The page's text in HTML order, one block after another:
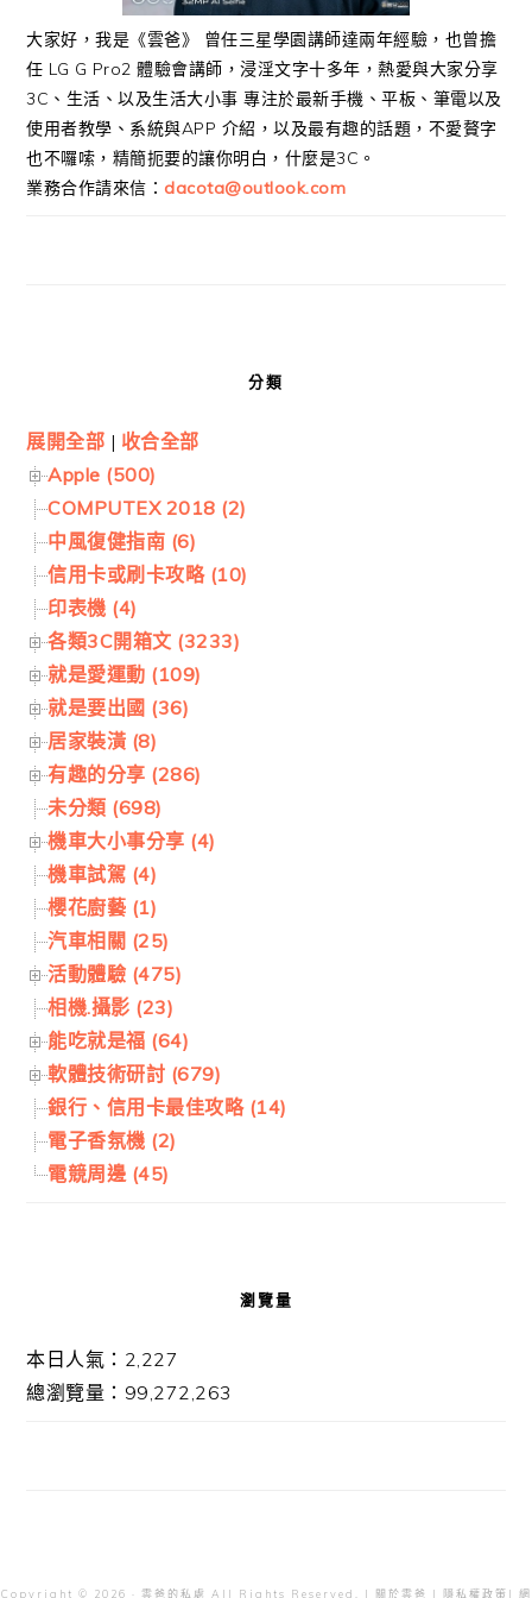
大家好，我是《雲爸》 曾任三星學園講師達兩年經驗，也曾擔
任 LG G Pro2 體驗會講師，浸淫文字十多年，熱愛與大家分享
3C、生活、以及生活大小事 專注於最新手機、平板、筆電以及
使用者教學、系統與APP 介紹，以及最有趣的話題，不愛贅字
也不囉嗦，精簡扼要的讓你明白，什麼是3C。
業務合作請來信： dacota@outlook.com
分類
展開全部 | 收合全部
Apple (500)
COMPUTEX 2018 (2)
中風復健指南 (6)
信用卡或刷卡攻略 (10)
印表機 (4)
各類3C開箱文 (3233)
就是愛運動 (109)
就是要出國 (36)
居家裝潢 (8)
有趣的分享 (286)
未分類 (698)
機車大小事分享 (4)
機車試駕 (4)
櫻花廚藝 (1)
汽車相關 (25)
活動體驗 (475)
相機.攝影 (23)
能吃就是福 (64)
軟體技術研討 (679)
銀行、信用卡最佳攻略 (14)
電子香氛機 (2)
電競周邊 (45)
瀏覽量
本日人氣：2,227
總瀏覽量：99,272,263
Copyright © 2026 · 雲爸的私處 All Rights Reserved. | 關於雲爸 隱私權政策 | 網